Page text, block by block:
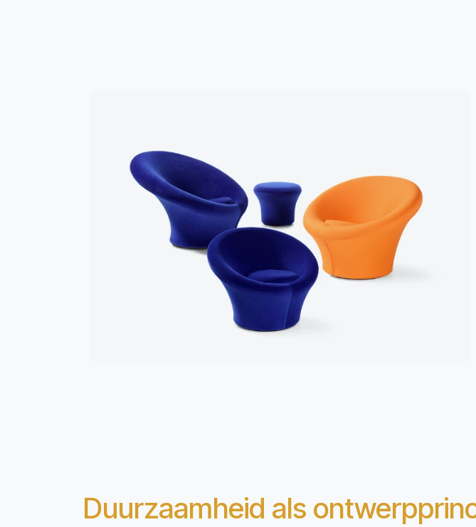
Duurzaamheid als